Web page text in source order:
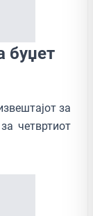
буџет
за
четвртиот